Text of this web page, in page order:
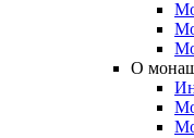
О